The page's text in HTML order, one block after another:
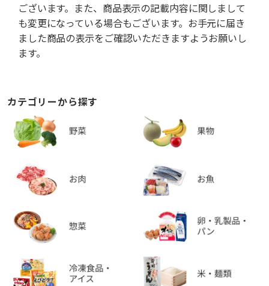
ございます。また、商品表示の記載内容に関しまして
も変更になっている場合もございます。お手元に届き
ました商品の表示をご確認いただきますようお願いし
ます。
カテゴリーから探す